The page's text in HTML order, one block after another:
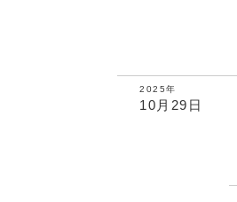
2025年
10月29日